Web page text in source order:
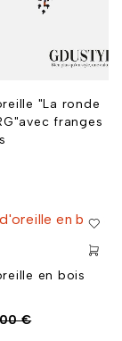
"La ronde
franges
en bois
€